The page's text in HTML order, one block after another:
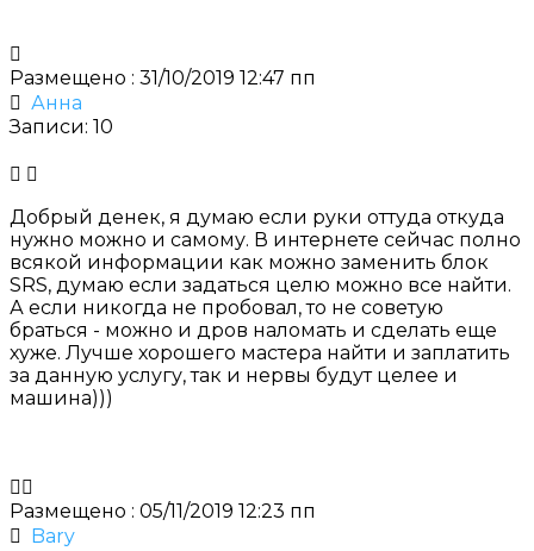
Размещено : 31/10/2019 12:47 пп
Анна
Записи: 10
Добрый денек, я думаю если руки оттуда откуда
нужно можно и самому. В интернете сейчас полно
всякой информации как можно заменить блок
SRS, думаю если задаться целю можно все найти.
А если никогда не пробовал, то не советую
браться - можно и дров наломать и сделать еще
хуже. Лучше хорошего мастера найти и заплатить
за данную услугу, так и нервы будут целее и
машина)))
Размещено : 05/11/2019 12:23 пп
Bary